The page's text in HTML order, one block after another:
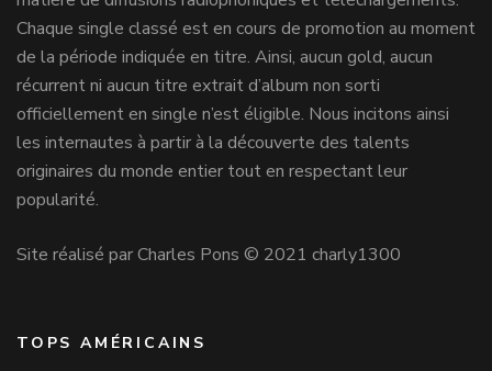
Chaque single classé est en cours de promotion au moment
de la période indiquée en titre. Ainsi, aucun gold, aucun
récurrent ni aucun titre extrait d’album non sorti
officiellement en single n’est éligible. Nous incitons ainsi
les internautes à partir à la découverte des talents
originaires du monde entier tout en respectant leur
popularité.
Site réalisé par Charles Pons © 2021 charly1300
TOPS AMÉRICAINS